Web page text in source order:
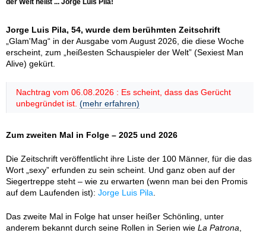
der Welt heißt ... Jorge Luis Pila!
Jorge Luis Pila, 54, wurde dem berühmten Zeitschrift
„Glam'Mag“ in der Ausgabe vom August 2026, die diese Woche
erscheint, zum „heißesten Schauspieler der Welt” (Sexiest Man
Alive) gekürt.
Nachtrag vom 06.08.2026 : Es scheint, dass das Gerücht
unbegründet ist. (mehr erfahren)
Zum zweiten Mal in Folge – 2025 und 2026
Die Zeitschrift veröffentlicht ihre Liste der 100 Männer, für die das
Wort „sexy” erfunden zu sein scheint. Und ganz oben auf der
Siegertreppe steht – wie zu erwarten (wenn man bei den Promis
auf dem Laufenden ist): Jorge Luis Pila
Das zweite Mal in Folge hat unser heißer Schönling, unter
anderem bekannt durch seine Rollen in Serien wie La Patrona